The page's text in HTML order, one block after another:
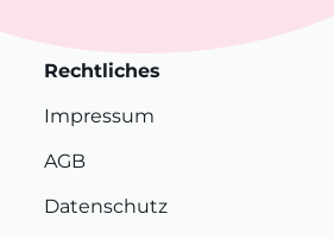
Rechtliches
Impressum
AGB
Datenschutz